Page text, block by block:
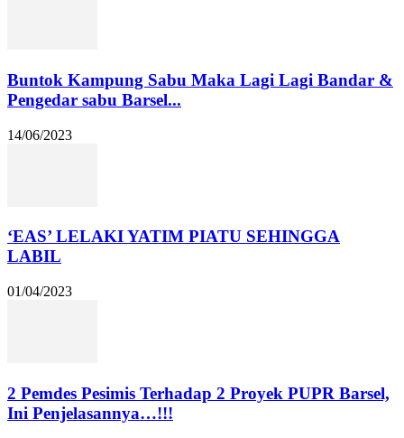
Buntok Kampung Sabu Maka Lagi Lagi Bandar &
Pengedar sabu Barsel...
14/06/2023
‘EAS’ LELAKI YATIM PIATU SEHINGGA
LABIL
01/04/2023
2 Pemdes Pesimis Terhadap 2 Proyek PUPR Barsel,
Ini Penjelasannya…!!!